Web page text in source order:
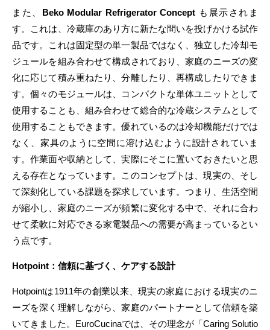
また、 Beko Modular Refrigerator Concept も展示されま
す。これは、冷蔵庫のあり方に新たな問いを投げかける試作
品です。これは固定型の単一製品ではなく、独立した冷却モ
ジュールを組み合わせて構成されており、家庭のニーズの変
化に応じて積み重ねたり、分離したり、再構成したりできま
す。個々のモジュールは、コンパクトな単体ユニットとして
使用することも、組み合わせて総合的な冷蔵システムとして
使用することもできます。優れているのは冷却機能だけでは
なく、家具のように空間に溶け込むように設計されていま
す。作業面や収納として、実際にそこに置いておきたいと思
える存在となっています。このコンセプトは、現実の、そし
て深刻化している課題を探求しています。つまり、生活空間
が縮小し、家庭のニーズが頻繁に変化する中で、それに合わ
せて柔軟に対応できる家電製品への需要が高まっているとい
う点です。
Hotpoint：信頼に基づく、ケアする設計
Hotpointは1911年の創業以来、現実の家庭における現実のニ
ーズを深く理解しながら、家庭のパートナーとして信頼を築
いてきました。EuroCucinaでは、その理念が「Caring Solutio